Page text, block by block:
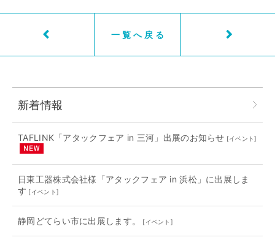
一覧へ戻る
新着情報
TAFLINK「アタックフェア in 三河」出展のお知らせ [イベント]
日東工器株式会社様「アタックフェア in 浜松」に出展しま
す [イベント]
静岡どてらい市に出展します。 [イベント ]